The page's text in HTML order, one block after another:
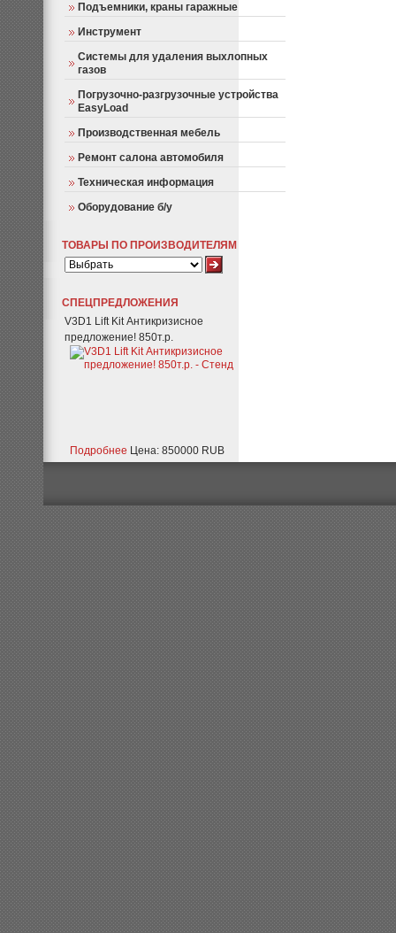
Подъемники, краны гаражные
Инструмент
Системы для удаления выхлопных
газов
Погрузочно-разгрузочные устройства
EasyLoad
Производственная мебель
Ремонт салона автомобиля
Техническая информация
Оборудование б/у
ТОВАРЫ ПО ПРОИЗВОДИТЕЛЯМ
СПЕЦПРЕДЛОЖЕНИЯ
V3D1 Lift Kit Антикризисное
предложение! 850т.р.
Подробнее Цена: 850000 RUB